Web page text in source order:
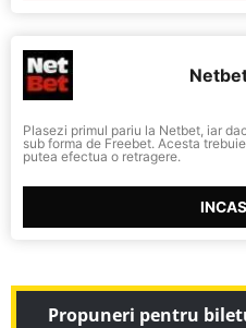
Plasezi primul pariu la Netbet, iar
sub forma de Freebet. Acesta
putea efectua o retragere.
Propuneri pentru